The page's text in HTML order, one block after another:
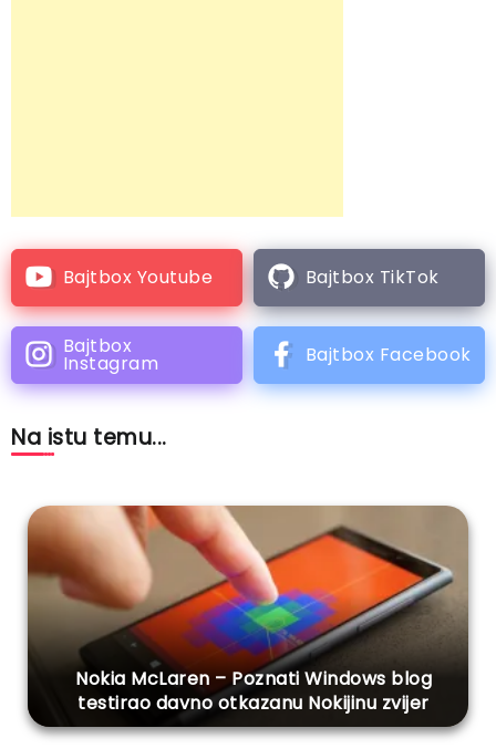
Bajtbox Youtube Bajtbox TikTok
Bajtbox
Instagram Bajtbox Facebook
Na istu temu...
Nokia McLaren – Poznati Windows blog
testirao davno otkazanu Nokijinu zvijer